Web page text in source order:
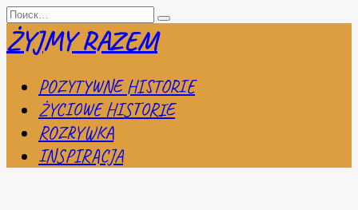
Перейти
к
содержанию
Search
for:
ŻYJMY RAZEM
POZYTYWNE HISTORIE
ŻYCIOWE HISTORIE
ROZRYWKA
INSPIRACJA